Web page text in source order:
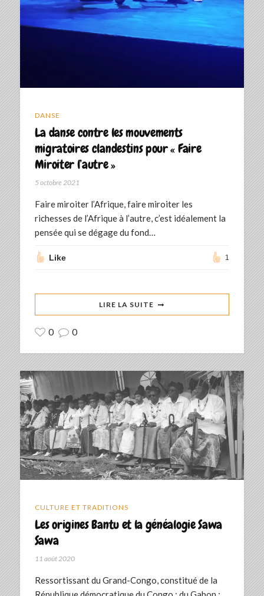
DANSE
La danse contre les mouvements
migratoires clandestins pour « Faire
Miroiter l’autre »
5 octobre 2021
Faire miroiter l’Afrique, faire miroiter les
richesses de l’Afrique à l’autre, c’est idéalement la
pensée qui se dégage du fond…
Like 1
LIRE LA SUITE
0 0
CULTURE ET TRADITIONS
Les origines Bantu et la généalogie Sawa
Sawa
11 août 2020
Ressortissant du Grand-Congo, constitué de la